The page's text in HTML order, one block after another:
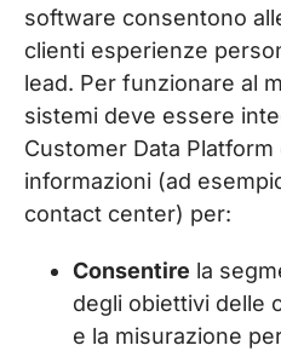
software consentono
clienti esperienze
lead. Per funzionare al
sistemi deve essere
Customer Data
informazioni (ad
contact center) per:
Consentire la
degli obiettivi delle
e la misurazione